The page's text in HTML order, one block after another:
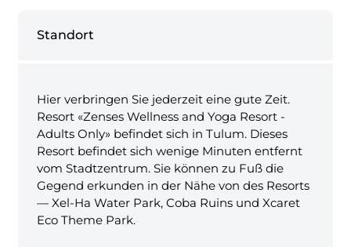
Standort
Hier verbringen Sie jederzeit eine gute Zeit.
Resort «Zenses Wellness and Yoga Resort -
Adults Only» befindet sich in Tulum. Dieses
Resort befindet sich wenige Minuten entfernt
vom Stadtzentrum. Sie können zu Fuß die
Gegend erkunden in der Nähe von des Resorts
— Xel-Ha Water Park, Coba Ruins und Xcaret
Eco Theme Park.